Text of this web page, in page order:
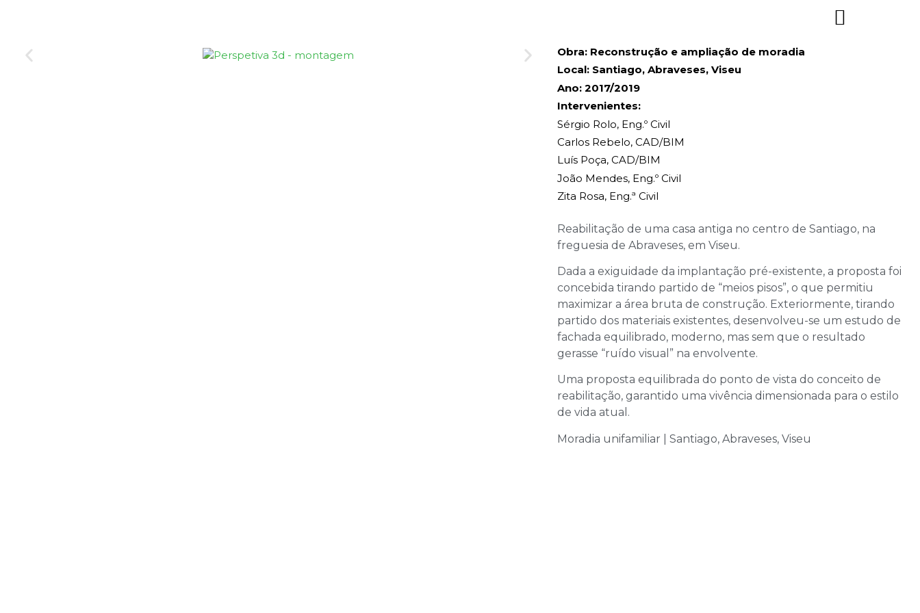
Obra: Reconstrução e ampliação de moradia
Local: Santiago, Abraveses, Viseu
Ano: 2017/2019
Intervenientes:
Sérgio Rolo, Eng.º Civil
Carlos Rebelo, CAD/BIM
Luís Poça, CAD/BIM
João Mendes, Eng.º Civil
Zita Rosa, Eng.ª Civil
Reabilitação de uma casa antiga no centro de Santiago, na
freguesia de Abraveses, em Viseu.
Dada a exiguidade da implantação pré-existente, a proposta foi
concebida tirando partido de “meios pisos”, o que permitiu
maximizar a área bruta de construção. Exteriormente, tirando
partido dos materiais existentes, desenvolveu-se um estudo de
fachada equilibrado, moderno, mas sem que o resultado
gerasse “ruído visual” na envolvente.
Uma proposta equilibrada do ponto de vista do conceito de
reabilitação, garantido uma vivência dimensionada para o estilo
de vida atual.
Moradia unifamiliar | Santiago, Abraveses, Viseu